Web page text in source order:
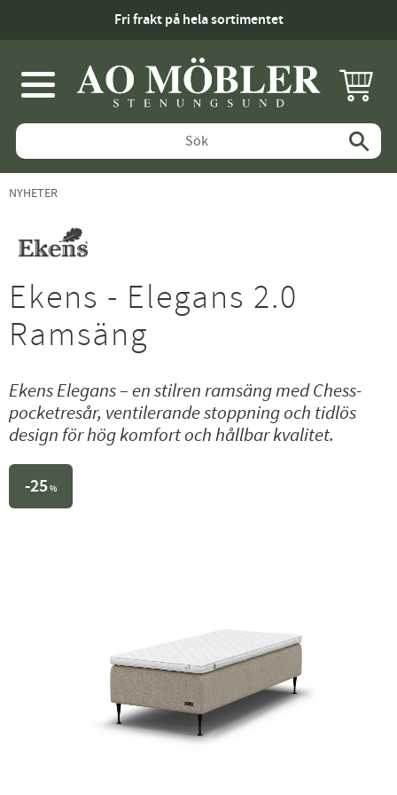
Fri frakt på hela sortimentet
Meny
NYHETER
Ekens - Elegans 2.0
Ramsäng
Ekens Elegans – en stilren ramsäng med Chess-
pocketresår, ventilerande stoppning och tidlös
design för hög komfort och hållbar kvalitet.
25%